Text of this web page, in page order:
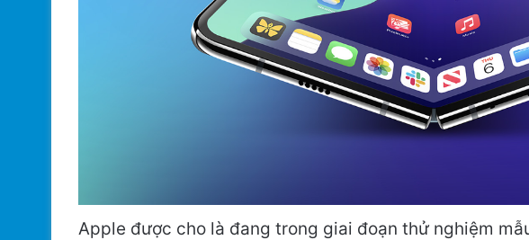
Apple được cho là đang trong giai đoạn thử nghiệm